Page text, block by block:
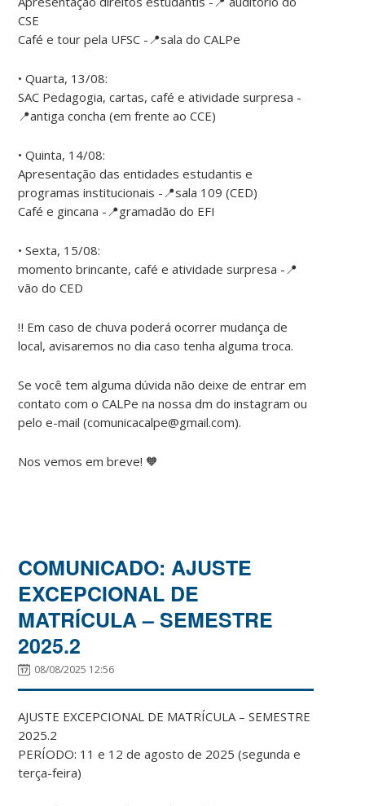
CSE
Café e tour pela UFSC -📍sala do CALPe
• Quarta, 13/08:
SAC Pedagogia, cartas, café e atividade surpresa -
📍antiga concha (em frente ao CCE)
• Quinta, 14/08:
Apresentação das entidades estudantis e
programas institucionais -📍sala 109 (CED)
Café e gincana -📍gramadão do EFI
• Sexta, 15/08:
momento brincante, café e atividade surpresa -📍
vão do CED
‼️ Em caso de chuva poderá ocorrer mudança de
local, avisaremos no dia caso tenha alguma troca.
Se você tem alguma dúvida não deixe de entrar em
contato com o CALPe na nossa dm do instagram ou
pelo e-mail (comunicacalpe@gmail.com).
Nos vemos em breve! 🧡
COMUNICADO: AJUSTE
EXCEPCIONAL DE
MATRÍCULA – SEMESTRE
2025.2
08/08/2025 12:56
AJUSTE EXCEPCIONAL DE MATRÍCULA – SEMESTRE
2025.2
PERÍODO: 11 e 12 de agosto de 2025 (segunda e
terça-feira)